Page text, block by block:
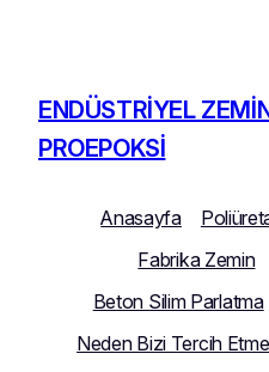
ENDÜSTRIYEL
PROEPOKSI
Anasayfa
Fabrika Zemin
Beton Silim Parlatma
Neden Bizi Tercih